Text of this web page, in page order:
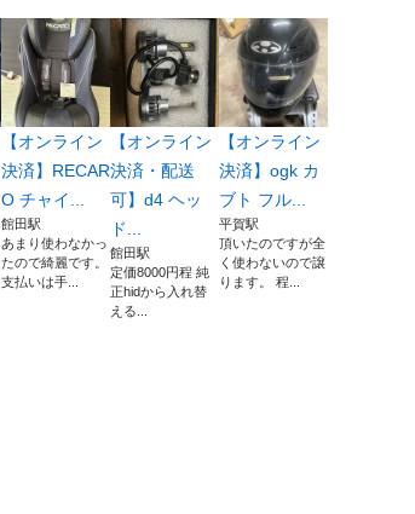
【オンライン
決済】RECAR
O チャイ...
館田駅
あまり使わなかっ
たので綺麗です。
支払いは手...
【オンライン
決済・配送
可】d4 ヘッ
ド...
館田駅
定価8000円程 純
正hidから入れ替
える...
【オンライン
決済】ogk カ
ブト フル...
平賀駅
頂いたのですが全
く使わないので譲
ります。 程...